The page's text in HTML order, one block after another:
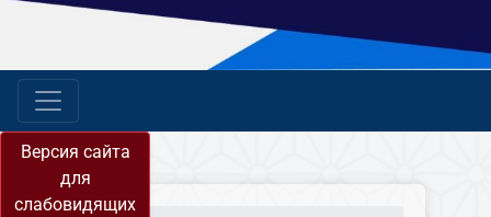
Версия сайта
для
слабовидящих